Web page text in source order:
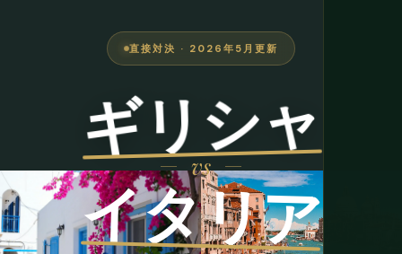
直接対決 · 2026年5月更新
ギリシャ
vs
イタリア